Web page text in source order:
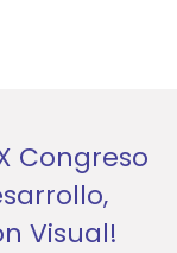
Congreso
Visual!